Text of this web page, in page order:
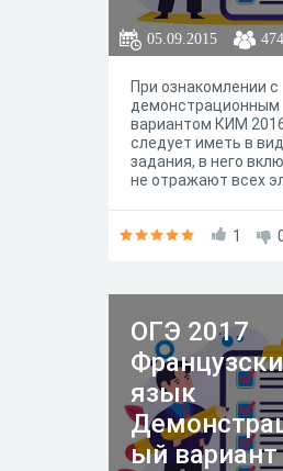
05.09.2015 474
При ознакомлении с
демонстрационным
вариантом КИМ 2016
следует иметь в
задания, в него
не отражают всех
вариантов КИМ в
дать возможность
общественности
представление о
экзаменационной
числе и форме
также об их уровне
1
ОГЭ 2017
язык
ый вариант